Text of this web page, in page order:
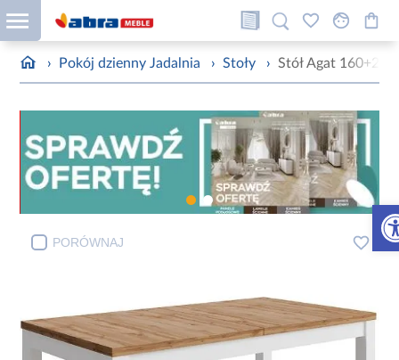
› Pokój dzienny Jadalnia › Stoły › Stół Agat
PORÓWNAJ